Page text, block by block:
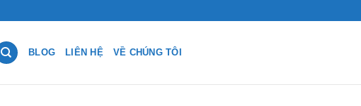
BLOG LIÊN HỆ VỀ CHÚNG TÔI